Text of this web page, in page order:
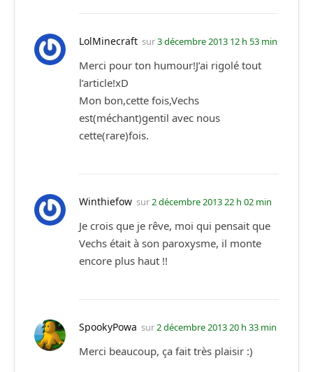
LolMinecraft sur3 décembre 2013 12 h 53 min
Merci pour ton humour!J’ai rigolé tout
l’article!xD
Mon bon,cette fois,Vechs
est(méchant)gentil avec nous
cette(rare)fois.
Winthiefow sur2 décembre 2013 22 h 02 min
Je crois que je rêve, moi qui pensait que
Vechs était à son paroxysme, il monte
encore plus haut !!
SpookyPowa sur2 décembre 2013 20 h 33 min
Merci beaucoup, ça fait très plaisir :)